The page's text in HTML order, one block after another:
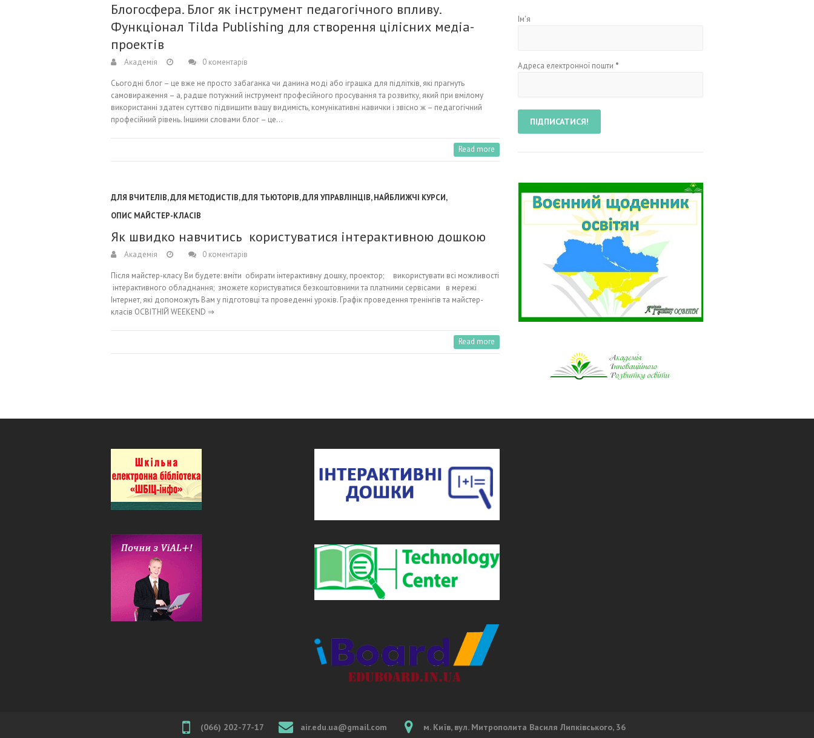
Блогосфера. Блог як інструмент педагогічного впливу.
Функціонал Tilda Publishing для створення цілісних медіа-
проектів
Академія 0 коментарів
Сьогодні блог – це вже не просто забаганка чи данина моді або іграшка для підлітків, які прагнуть
самовираження – а, радше потужний інструмент професійного просування та розвитку, який при вмілому
використанні здатен суттєво підвищити вашу видимість, комунікативні навички і звісно ж – педагогічний
професійний рівень. Іншими словами блог – це…
Read more
ДЛЯ ВЧИТЕЛІВ,ДЛЯ МЕТОДИСТІВ,ДЛЯ ТЬЮТОРІВ,ДЛЯ УПРАВЛІНЦІВ,НАЙБЛИЖЧІ КУРСИ,
ОПИС МАЙСТЕР-КЛАСІВ
Як швидко навчитись користуватися інтерактивною дошкою
Академія 0 коментарів
Після майстер-класу Ви будете: вміти обирати інтерактивну дошку, проектор; використувати всі можливості
інтерактивного обладнання; зможете користуватися безкоштовними та платними сервісами в мережі
Інтернет, які допоможуть Вам у підготовці та проведенні уроків. Графік проведення тренінгів та майстер-
класів ОСВІТНІЙ WEEKEND ⇒
Read more
Ім'я
Адреса електронної пошти *
(066) 202-77-17 air.edu.ua@gmail.com м. Київ, вул. Митрополита Василя Липківського, 36